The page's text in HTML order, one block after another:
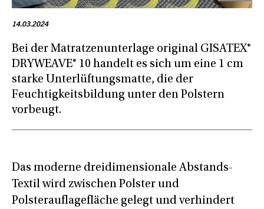
14.03.2024
Bei der Matratzenunterlage original GISATEX®
DRYWEAVE® 10 handelt es sich um eine 1 cm
starke Unterlüftungsmatte, die der
Feuchtigkeitsbildung unter den Polstern
vorbeugt.
Das moderne dreidimensionale Abstands-
Textil wird zwischen Polster und
Polsterauflagefläche gelegt und verhindert